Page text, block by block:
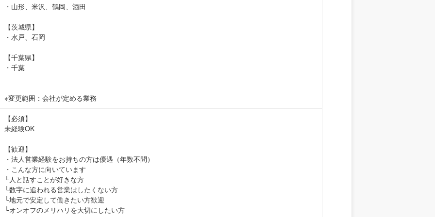
・山形、米沢、鶴岡、酒田
【茨城県】
・水戸、石岡
【千葉県】
・千葉
※変更範囲：会社が定める業務
【必須】
未経験OK
【歓迎】
・法人営業経験をお持ちの方は優遇（年数不問）
・こんな方に向いています
└人と話すことが好きな方
└数字に追われる営業はしたくない方
└地元で安定して働きたい方歓迎
└オンオフのメリハリを大切にしたい方